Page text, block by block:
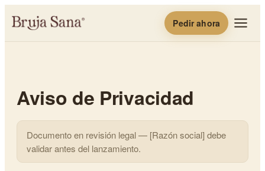
Pedir ahora
Aviso de Privacidad
Documento en revisión legal — [Razón social] debe
validar antes del lanzamiento.